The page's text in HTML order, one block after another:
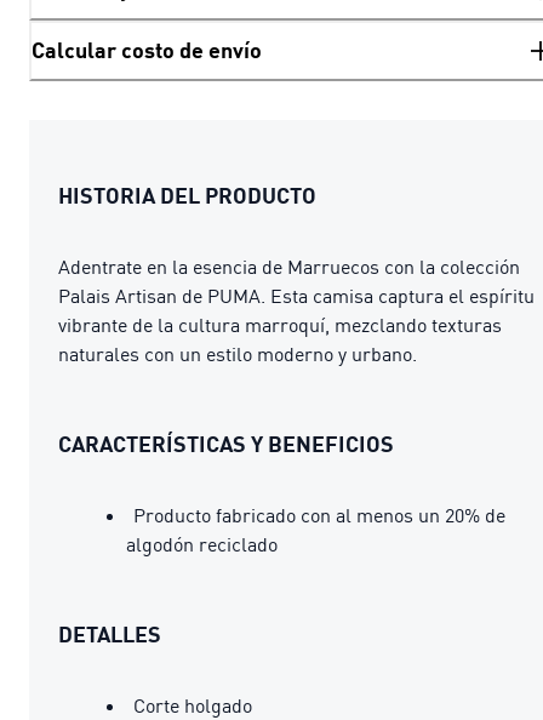
Calcular costo de envío
HISTORIA DEL PRODUCTO
Adentrate en la esencia de Marruecos con la colección
Palais Artisan de PUMA. Esta camisa captura el espíritu
vibrante de la cultura marroquí, mezclando texturas
naturales con un estilo moderno y urbano.
CARACTERÍSTICAS Y BENEFICIOS
Producto fabricado con al menos un 20% de
algodón reciclado
DETALLES
Corte holgado